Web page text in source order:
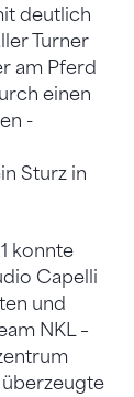
deutlich
Turner
am Pferd
einen
-
Sturz in
konnte
Capelli
und
NKL –
überzeugte